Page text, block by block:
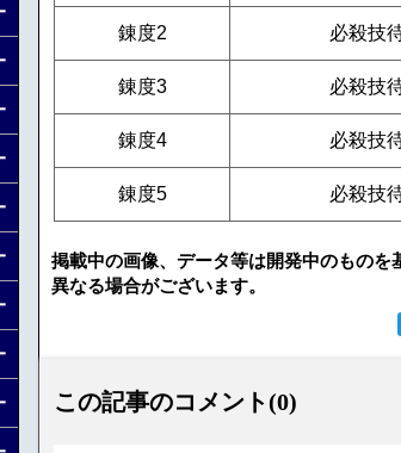
錬度2 必殺技
錬度3 必殺技
錬度4 必殺技
錬度5 必殺技
掲載中の画像、データ等は開発中のものを
異なる場合がございます。
この記事のコメント(0)